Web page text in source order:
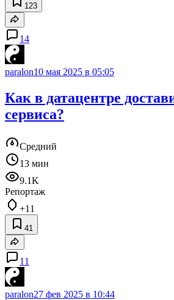
123
14
paralon10 мая 2025 в 05:05
Как в датацентре
сервиса?
Средний
13 мин
9.1K
Репортаж
+11
41
11
paralon27 фев 2025 в 10:44